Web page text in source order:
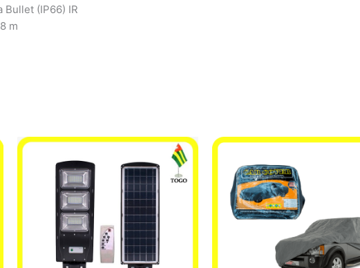
Bullet (IP66) IR
m